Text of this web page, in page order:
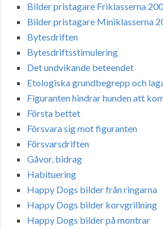
Bilder pristagare Friklasserna
Bilder pristagare Miniklasserna
Bytesdriften
Bytesdriftsstimulering
Det undvikande beteendet
Etologiska grundbegrepp och
Figuranten hindrar hunden att
Första bettet
Försvara sig mot figuranten
Försvarsdriften
Gåvor, bidrag
Habituering
Happy Dogs bilder från ringarna
Happy Dogs bilder korvgrillning
Happy Dogs bilder på montrar